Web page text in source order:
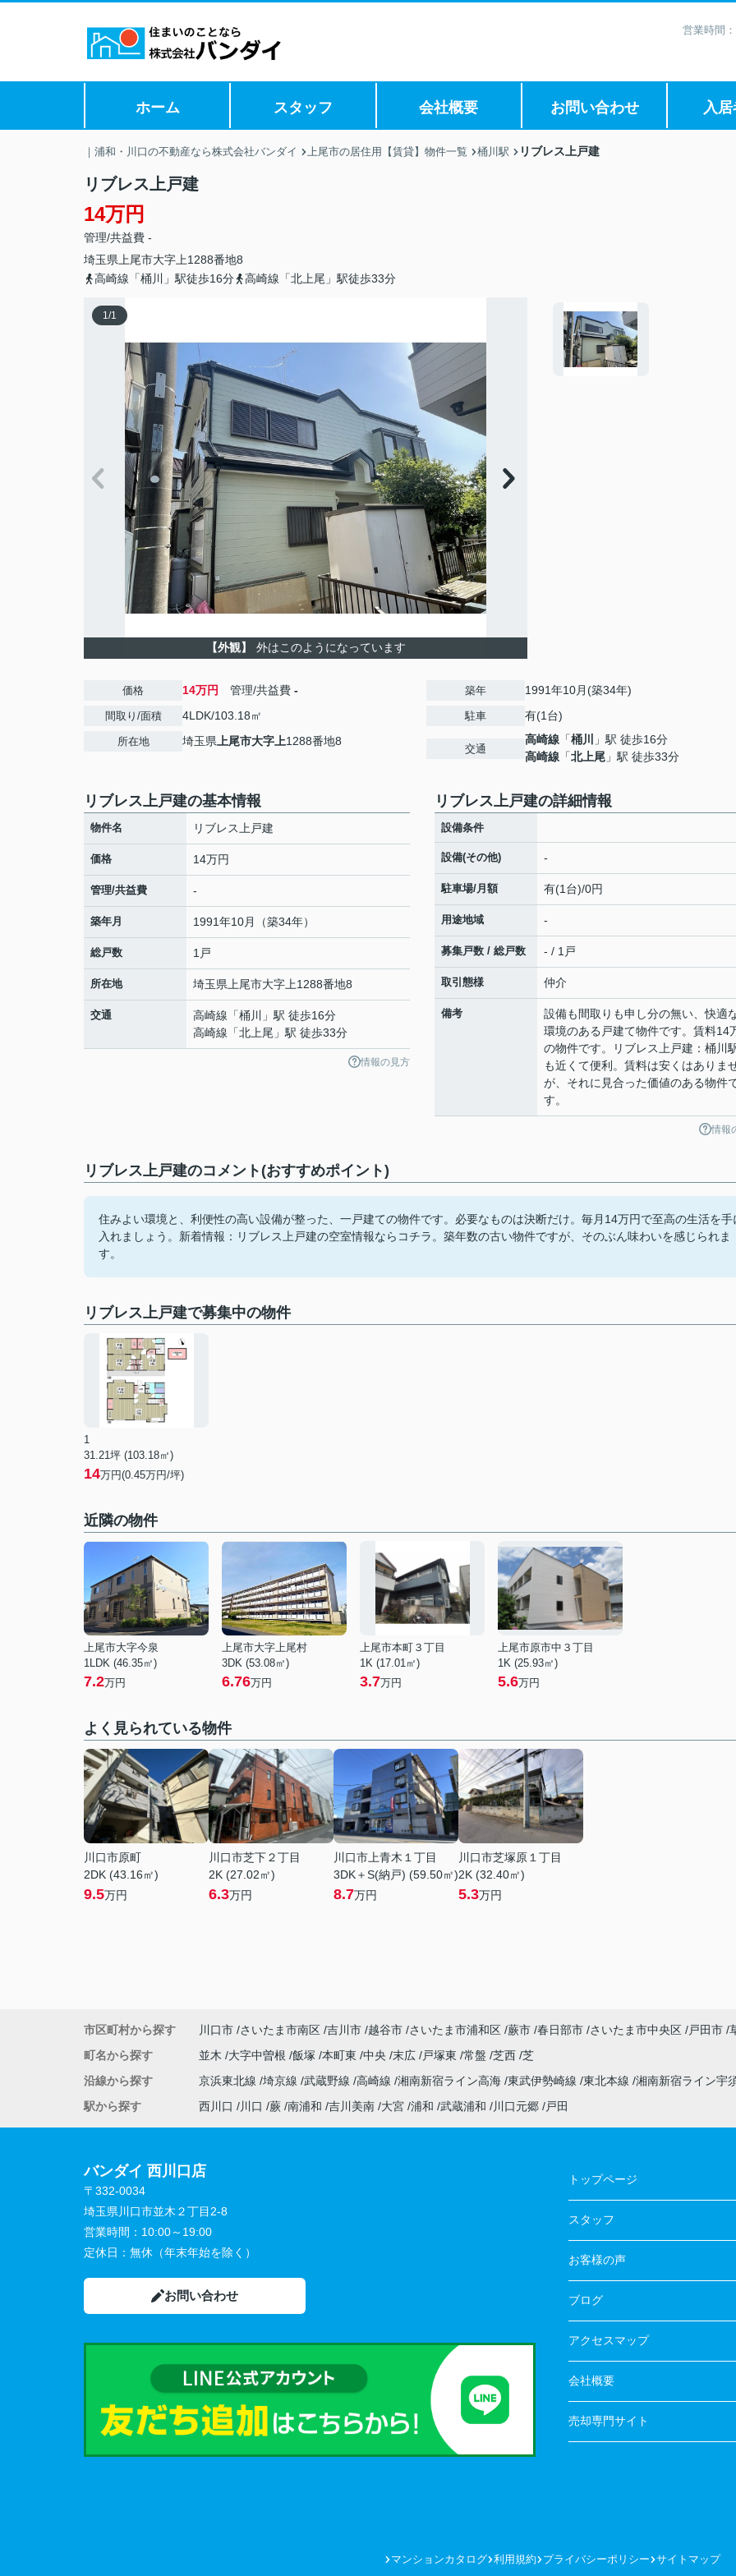
営業時間
ホーム スタッフ 会社概要 お問い合わせ 入
｜浦和・川口の不動産なら株式会社バンダイ 上尾市の居住用【賃貸】物件一覧 桶川駅 リブレス上戸建
リブレス上戸建
14万円
管理/共益費 -
埼玉県 上尾市大字上1288番地8
高崎線「桶川」駅徒歩16分
高崎線「北上尾」駅徒歩33分
1/1
【外観】 外はこのようになっています
価格 14万円 管理/共益費 -
間取り/面積 4LDK/103.18㎡
所在地 埼玉県 上尾市大字上1288番地8
築年 1991年10月(築34年)
駐車 有(1台)
交通
高崎線 「桶川
」駅 徒歩16分
高崎線 「北上尾 」駅 徒歩33分
リブレス上戸建の基本情報
物件名 リブレス上戸建
価格 14万円
管理/共益費 -
築年月 1991年10月（築34年）
総戸数 1戸
所在地 埼玉県 上尾市大字上1288番地8
交通 高崎線 「桶川
」駅 徒歩16分
高崎線 「北上尾 」駅 徒歩33分
情報の見方
リブレス上戸建の詳細情報
設備条件
設備(その他) -
駐車場/月額 有(1台)/0円
用途地域 -
募集戸数 / 総戸数 - / 1戸
取引態様 仲介
備考
設備も間取りも申し分の無い、快適
環境のある戸建て物件です。賃料14
の物件です。リブレス上戸建：桶川
も近くて便利。賃料は安くはありま
が、それに見合った価値のある物件
す。
情報
リブレス上戸建のコメント(おすすめポイント)
住みよい環境と、利便性の高い設備が整った、一戸建ての物件です。必要なものは決断だけ。毎月14万円で至高の生活を手
入れましょう。新着情報：リブレス上戸建の空室情報ならコチラ。築年数の古い物件ですが、そのぶん味わいを感じられま
す。
リブレス上戸建で募集中の物件
1
31.21坪 (103.18㎡)
14万円(0.45万円/坪)
近隣の物件
上尾市大字今泉
1LDK (46.35㎡)
7.2万円
上尾市大字上尾村
3DK (53.08㎡)
6.76万円
上尾市本町３丁目
1K (17.01㎡)
3.7万円
上尾市原市中３丁目
1K (25.93㎡)
5.6万円
よく見られている物件
川口市原町
2DK (43.16㎡)
9.5万円
川口市芝下２丁目
2K (27.02㎡)
6.3万円
川口市上青木１丁目
3DK＋S(納戸) (59.50㎡)
8.7万円
川口市芝塚原１丁目
2K (32.40㎡)
5.3万円
市区町村から探す 川口市 さいたま市南区 吉川市 越谷市 さいたま市浦和区 蕨市 春日部市 さいたま市中央区 戸田市
町名から探す
並木 大字中曽根 飯塚 本町東 中央 末広 戸塚東 常盤 芝西 芝
沿線から探す
京浜東北線 埼京線 武蔵野線 高崎線 湘南新宿ライン高海 東武伊勢崎線 東北本線 湘南新宿ライン宇
駅から探す
西川口 川口 蕨 南浦和 吉川美南 大宮 浦和 武蔵浦和 川口元郷 戸田
バンダイ 西川口店
〒332-0034
埼玉県川口市並木２丁目2-8
営業時間： 10:00～19:00
定休日： 無休（年末年始を除く）
お問い合わせ
トップページ
スタッフ
お客様の声
ブログ
アクセスマップ
会社概要
売却専門サイト
マンションカタログ 利用規約 プライバシーポリシー サイトマップ